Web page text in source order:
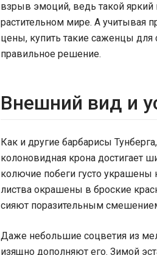
взрыв эмоций, ведь такой
растительном мире. А учитывая
цены, купить такие саженцы
правильное решение.
Внешний вид и
Как и другие барбарисы
колоновидная крона достигает
колючие побеги густо
листва окрашены в броские
сияют поразительным
Даже небольшие соцветия из
изящно дополняют его. Зимой